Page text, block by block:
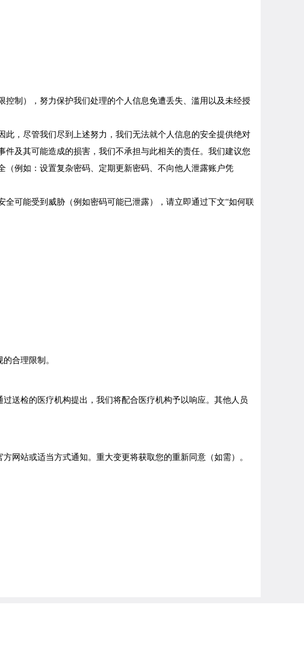
制），努力保护我们处理的个人信息免遭丢失、滥用以及未经授
，尽管我们尽到上述努力，我们无法就个人信息的安全提供绝对
及其可能造成的损害，我们不承担与此相关的责任。 我们建议您
例如：设置复杂密码、定期更新密码、不向他人泄露账户凭
可能受到威胁（例如密码可能已泄露），请立即通过下文“如何联
合理限制。
送检的医疗机构提出，我们将配合医疗机构予以响应。其他人员
网站或适当方式通知。重大变更将获取您的重新同意（如需）。